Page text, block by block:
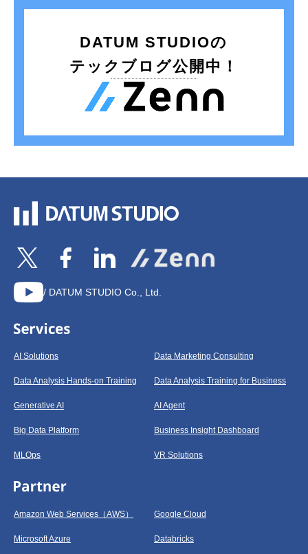
DATUM STUDIOの
テックブログ公開中！
/ DATUM STUDIO Co., Ltd.
AI Solutions Data Marketing Consulting
Data Analysis Hands-on Training Data Analysis Training for Business
Generative AI AI Agent
Big Data Platform Business Insight Dashboard
MLOps VR Solutions
Amazon Web Services（AWS） Google Cloud
Microsoft Azure Databricks